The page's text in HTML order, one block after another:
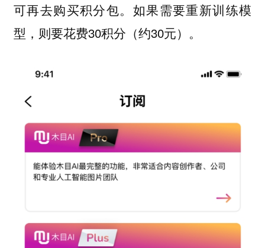
可再去购买积分包。如果需要重新训练模
型，则要花费30积分（约30元）。